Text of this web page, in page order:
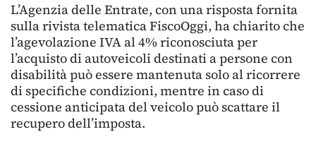
L’Agenzia delle Entrate, con una risposta fornita
sulla rivista telematica FiscoOggi, ha chiarito che
l’agevolazione IVA al 4% riconosciuta per
l’acquisto di autoveicoli destinati a persone con
disabilità può essere mantenuta solo al ricorrere
di specifiche condizioni, mentre in caso di
cessione anticipata del veicolo può scattare il
recupero dell’imposta.